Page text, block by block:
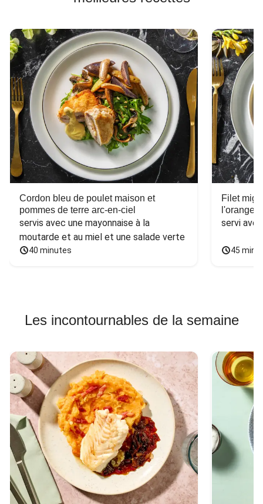
Cordon bleu de poulet maison et
pommes de terre arc-en-ciel
servis avec une mayonnaise à la
moutarde et au miel et une salade verte
40 minutes
Filet
l'orange
servi
45
Les incontournables de la semaine